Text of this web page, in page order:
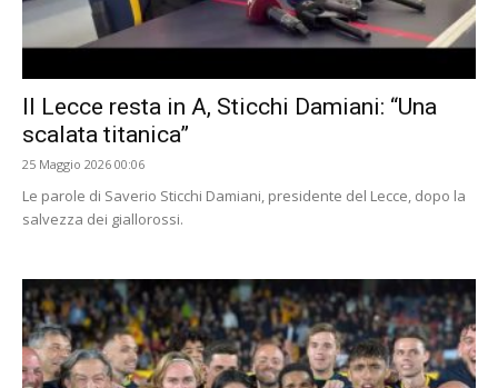
Il Lecce resta in A, Sticchi Damiani: “Una
scalata titanica”
25 Maggio 2026 00:06
Le parole di Saverio Sticchi Damiani, presidente del Lecce, dopo la
salvezza dei giallorossi.